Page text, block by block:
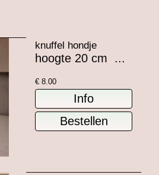
knuffel hondje
hoogte 20 cm ...
€ 8.00